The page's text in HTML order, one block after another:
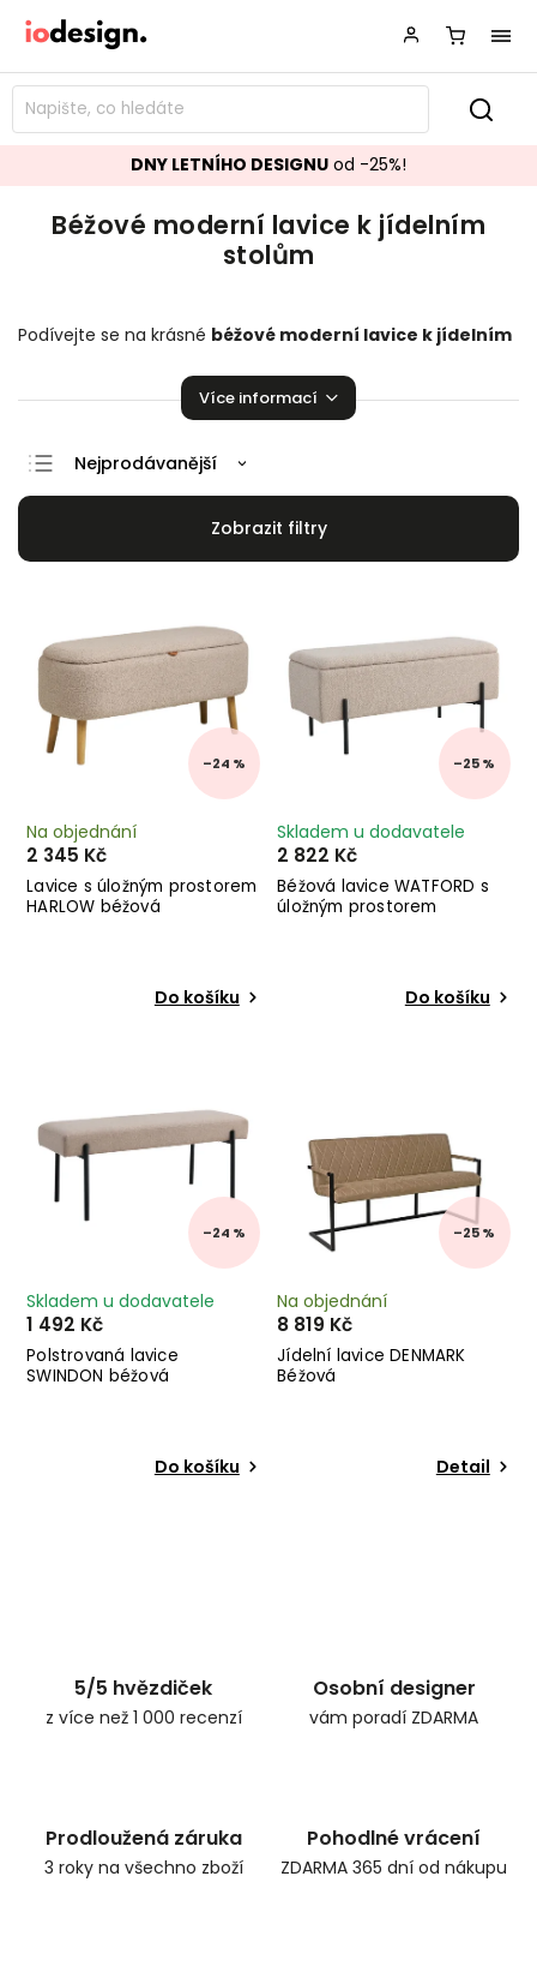
DNY LETNÍHO DESIGNU od -25%!
Béžové moderní lavice k jídelním
stolům
Podívejte se na krásné béžové moderní lavice k jídelním
je zde z několika kusů. Je radost na nich sedět!
Více informací
Doporučujeme
Nejprodávanější
–24 %
Lavice s úložným prostorem
HARLOW béžová
Na objednání
2 345 Kč
Do košíku
–25 %
Béžová lavice WATFORD s
úložným prostorem
Skladem u dodavatele
2 822 Kč
Do košíku
–24 %
Polstrovaná lavice
SWINDON béžová
Skladem u dodavatele
1 492 Kč
Do košíku
–25 %
Jídelní lavice DENMARK
Béžová
Na objednání
8 819 Kč
Detail
5/5 hvězdiček
z více než 1 000 recenzí
Osobní designer
vám poradí ZDARMA
Prodloužená záruka
3 roky na všechno zboží
Pohodlné vrácení
ZDARMA 365 dní od nákupu